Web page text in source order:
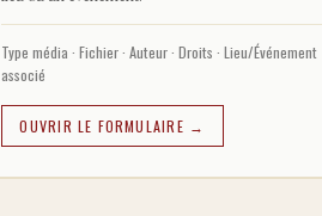
Type média · Fichier · Auteur · Droits · Lieu/Événement
associé
OUVRIR LE FORMULAIRE →